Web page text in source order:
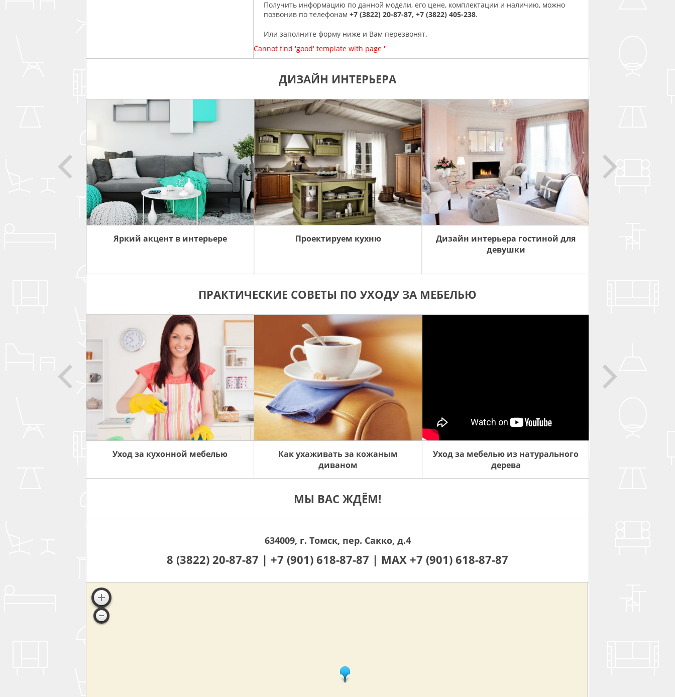
Получить информацию по данной модели, его цене, комплектации и наличию, можно
позвонив по телефонам +7 (3822) 20-87-87, +7 (3822) 405-238.
Или заполните форму ниже и Вам перезвонят.
Cannot find 'good' template with page ''
ДИЗАЙН ИНТЕРЬЕРА
Яркий акцент в интерьере Проектируем кухню
Дизайн интерьера гостиной для
девушки
ПРАКТИЧЕСКИЕ СОВЕТЫ ПО УХОДУ ЗА МЕБЕЛЬЮ
Уход за кухонной мебелью
Как ухаживать за кожаным
диваном
Уход за мебелью из натурального
дерева
МЫ ВАС ЖДЁМ!
634009, г. Томск, пер. Сакко, д.4
8 (3822) 20-87-87 | +7 (901) 618-87-87 | MAX +7 (901) 618-87-87